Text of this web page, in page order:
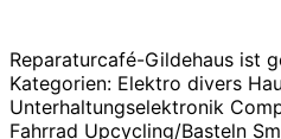
Reparaturcafé-Gildehaus ist
Kategorien: Elektro divers
Unterhaltungselektronik
Fahrrad Upcycling/Basteln